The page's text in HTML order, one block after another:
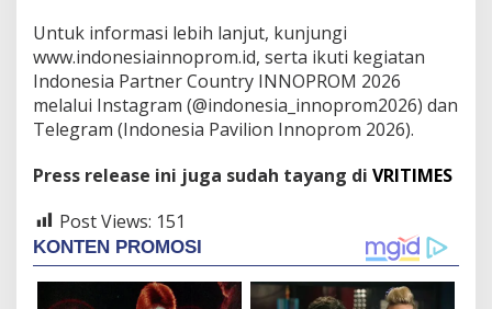
Untuk informasi lebih lanjut, kunjungi
www.indonesiainnoprom.id, serta ikuti kegiatan
Indonesia Partner Country INNOPROM 2026
melalui Instagram (@indonesia_innoprom2026) dan
Telegram (Indonesia Pavilion Innoprom 2026).
Press release ini juga sudah tayang di VRITIMES
Post Views: 151